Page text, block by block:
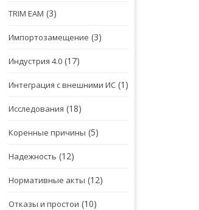
TRIM EAM (3)
Импортозамещение (3)
Индустрия 4.0 (17)
Интеграция с внешними ИС (1)
Исследования (18)
Коренные причины (5)
Надежность (12)
Нормативные акты (12)
Отказы и простои (10)